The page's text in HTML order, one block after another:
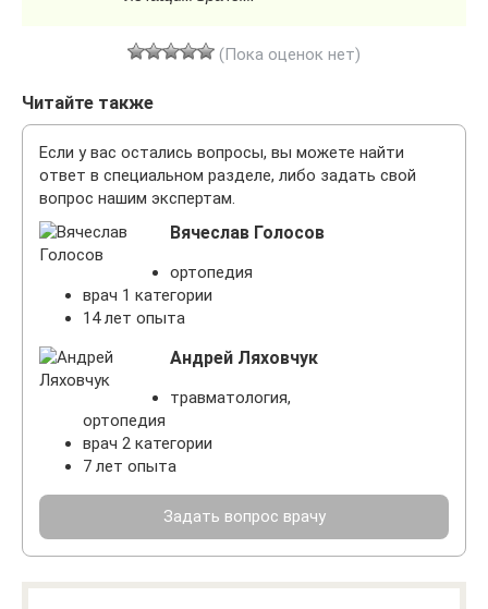
(Пока оценок нет)
Читайте также
Если у вас остались вопросы, вы можете найти
ответ в специальном разделе, либо задать свой
вопрос нашим экспертам.
Вячеслав Голосов
ортопедия
врач 1 категории
14 лет опыта
Андрей Ляховчук
травматология,
ортопедия
врач 2 категории
7 лет опыта
Задать вопрос врачу